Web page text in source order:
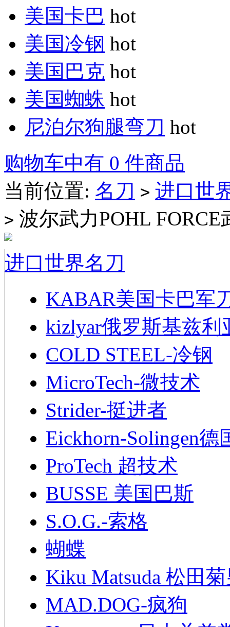
美国卡巴 hot
美国冷钢 hot
美国巴克 hot
美国蜘蛛 hot
尼泊尔狗腿弯刀 hot
购物车中有 0 件商品
当前位置: 名刀 > 进口世
> 波尔武力POHL
进口世界名刀
KABAR美国卡巴军
kizlyar俄罗斯基兹利
COLD STEEL-冷钢
MicroTech-微技术
Strider-挺进者
Eickhorn-Solingen德
ProTech 超技术
BUSSE 美国巴斯
S.O.G.-索格
蝴蝶
Kiku Matsuda 松田
MAD.DOG-疯狗